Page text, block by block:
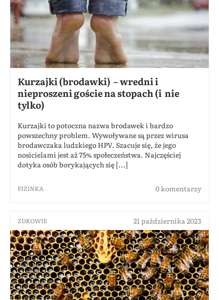
Kurzajki (brodawki) – wredni i
nieproszeni goście na stopach (i nie
tylko)
Kurzajki to potoczna nazwa brodawek i bardzo
powszechny problem. Wywoływane są przez wirusa
brodawczaka ludzkiego HPV. Szacuje się, że jego
nosicielami jest aż 75% społeczeństwa. Najczęściej
dotyka osób borykających się [...]
FIZINKA 0 komentarzy
ZDROWIE 21 października 2023